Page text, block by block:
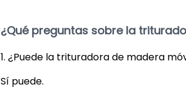
¿Qué preguntas sobre la
1. ¿Puede la trituradora de madera
Sí puede.